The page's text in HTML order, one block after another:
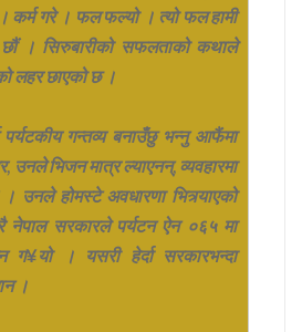
गरे । फल फल्यो । त्यो फल हामी
छौं । सिरुबारीको सफलताको कथाले
लहर छाएको छ ।
गन्तव्य बनाउँछु भन्नु आफैंमा
उनले भिजन मात्र ल्याएनन्, व्यवहारमा
उनले होमस्टे अवधारणा भित्र्याएको
नेपाल सरकारले पर्यटन ऐन ०६५ मा
ग¥यो । यसरी हेर्दा सरकारभन्दा
।